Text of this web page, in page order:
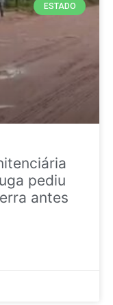
ESTADO
pediu
antes